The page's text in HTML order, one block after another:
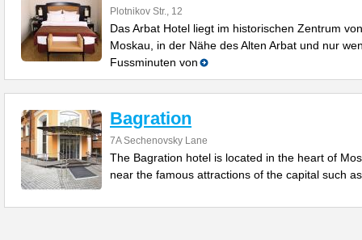
Plotnikov Str., 12
Das Arbat Hotel liegt im historischen Zentrum von
Moskau, in der Nähe des Alten Arbat und nur
Fussminuten von
Bagration
7A Sechenovsky Lane
The Bagration hotel is located in the heart of
near the famous attractions of the capital such